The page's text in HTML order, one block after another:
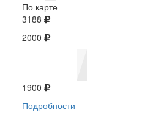
По карте
3188
2000
1900
Подробности